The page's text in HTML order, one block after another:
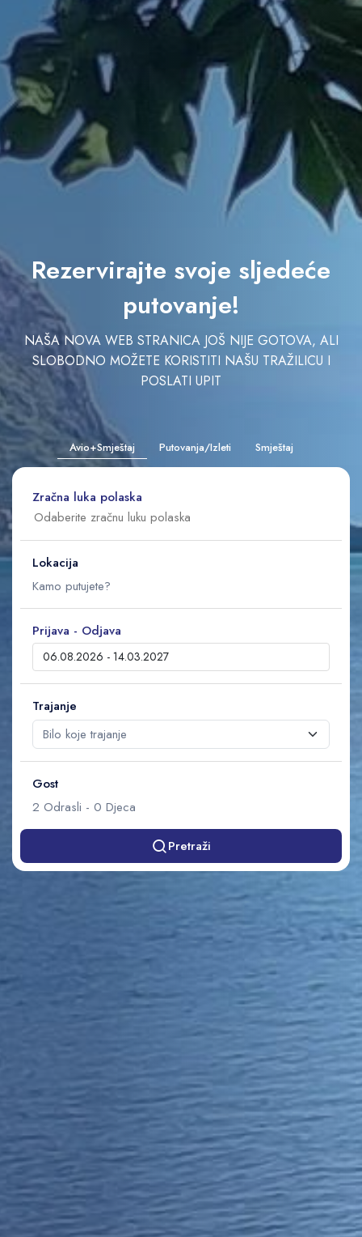
Rezervirajte svoje sljedeće
putovanje!
NAŠA NOVA WEB STRANICA JOŠ NIJE GOTOVA, ALI
SLOBODNO MOŽETE KORISTITI NAŠU TRAŽILICU I
POSLATI UPIT
Avio+Smještaj Putovanja/Izleti Smještaj
Zračna luka polaska
Lokacija
Prijava - Odjava
Trajanje
Gost
2 Odrasli - 0 Djeca
Pretraži